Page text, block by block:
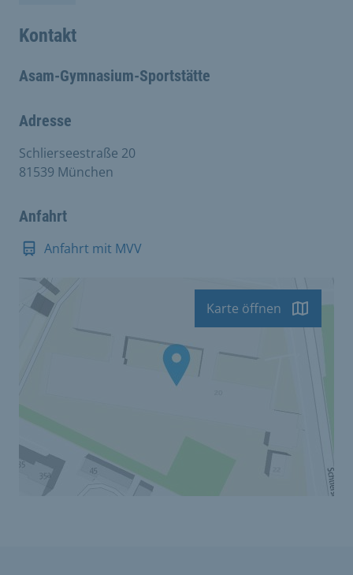
18:00
19:00
20:00
21:00
22:00
23:00
24:00
Kontakt
Asam-Gymnasium-Sportstätte
Adresse
Schlierseestraße 20
81539 München
Anfahrt
Anfahrt mit MVV
Karte öffnen